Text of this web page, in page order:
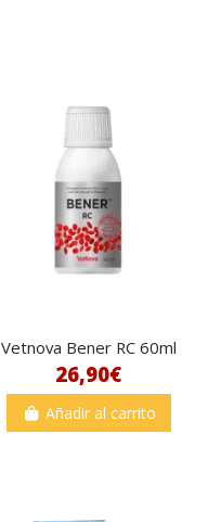
Vetnova Bener RC 60ml
26,90€
Añadir al carrito